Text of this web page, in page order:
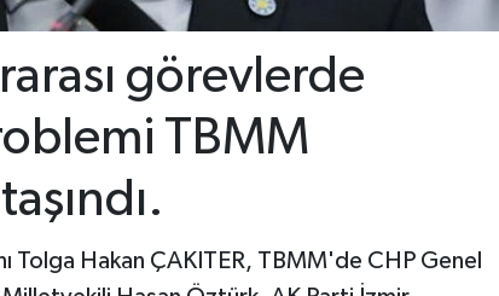
görevlerde
TBMM
Tolga Hakan ÇAKITER, TBMM'de CHP Genel